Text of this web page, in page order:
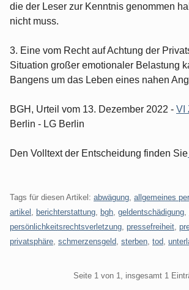
die der Leser zur Kenntnis genommen
nicht muss.
3. Eine vom Recht auf Achtung der
Situation großer emotionaler Belastung
Bangens um das Leben eines nahen
BGH, Urteil vom 13. Dezember 2022 - VI
Berlin - LG Berlin
Den Volltext der Entscheidung finden Sie
Tags für diesen Artikel: abwägung allgemeines
artikel
berichterstattung bgh geldentschädigung
persönlichkeitsrechtsverletzung pressefreiheit
privatsphäre schmerzensgeld sterben tod
Seite 1 von 1, insgesamt 1